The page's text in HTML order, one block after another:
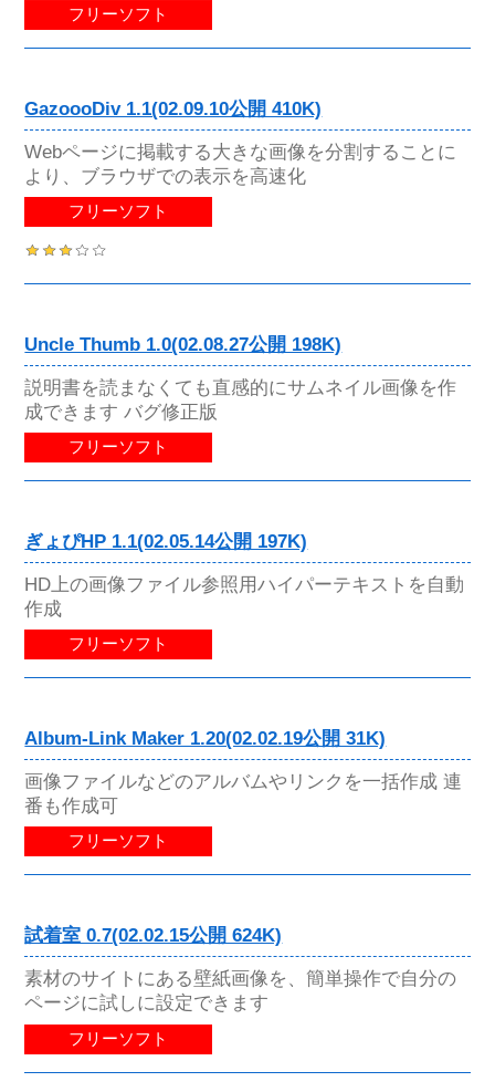
フリーソフト
GazoooDiv 1.1(02.09.10公開 410K)
Webページに掲載する大きな画像を分割することに
より、ブラウザでの表示を高速化
フリーソフト
Uncle Thumb 1.0(02.08.27公開 198K)
説明書を読まなくても直感的にサムネイル画像を作
成できます バグ修正版
フリーソフト
ぎょぴHP 1.1(02.05.14公開 197K)
HD上の画像ファイル参照用ハイパーテキストを自動
作成
フリーソフト
Album-Link Maker 1.20(02.02.19公開 31K)
画像ファイルなどのアルバムやリンクを一括作成 連
番も作成可
フリーソフト
試着室 0.7(02.02.15公開 624K)
素材のサイトにある壁紙画像を、簡単操作で自分の
ページに試しに設定できます
フリーソフト